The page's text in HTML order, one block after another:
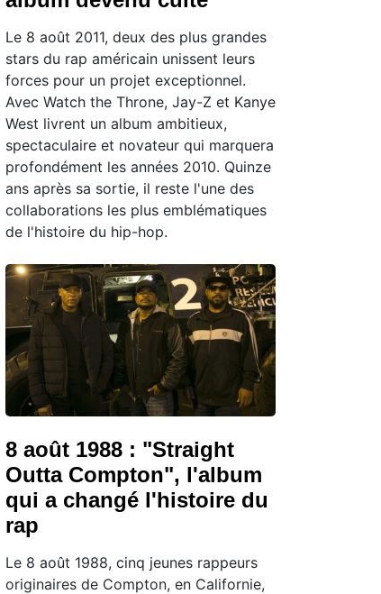
Le 8 août 2011, deux des plus grandes
stars du rap américain unissent leurs
forces pour un projet exceptionnel.
Avec Watch the Throne, Jay-Z et Kanye
West livrent un album ambitieux,
spectaculaire et novateur qui marquera
profondément les années 2010. Quinze
ans après sa sortie, il reste l'une des
collaborations les plus emblématiques
de l'histoire du hip-hop.
8 août 1988 : "Straight
Outta Compton", l'album
qui a changé l'histoire du
rap
Le 8 août 1988, cinq jeunes rappeurs
originaires de Compton, en Californie,